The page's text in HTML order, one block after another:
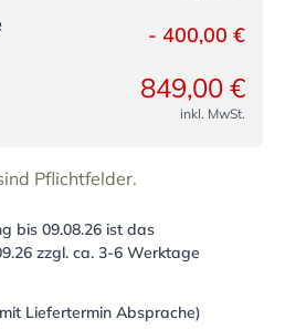
- 400,00 €
849,00 €
inkl. MwSt.
Pflichtfelder.
bis 09.08.26 ist das
zzgl. ca. 3-6 Werktage
Liefertermin Absprache)